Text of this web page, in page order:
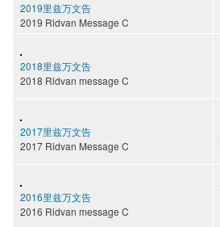
2019里兹万文告
2019 Ridvan Message C
2018里兹万文告
2018 Ridvan message C
2017里兹万文告
2017 Ridvan Message C
2016里兹万文告
2016 Ridvan message C